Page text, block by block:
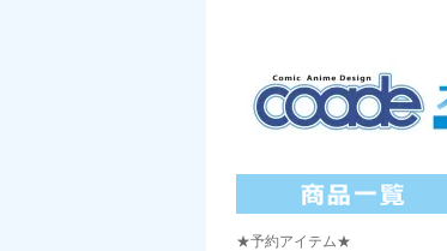
★予約アイテム★